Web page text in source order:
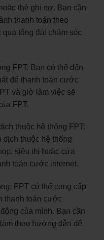
thẻ ghi nợ. Bạn cần
thanh toán theo
tổng đài chăm sóc
FPT: Bạn có thể đến
để thanh toán cước
và giờ làm việc sẽ
FPT.
thuộc hệ thống FPT:
dịch thuộc hệ thống
siêu thị hoặc cửa
toán cước internet.
FPT có thể cung cấp
thanh toán cước
của mình. Bạn cần
theo hướng dẫn để